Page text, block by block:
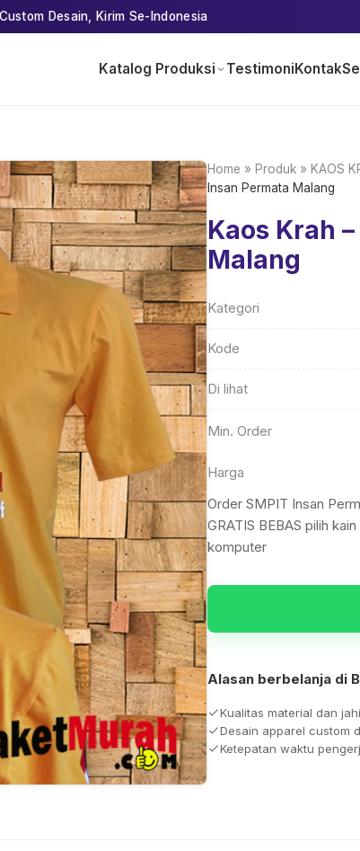
Desain, Kirim Se-Indonesia
Katalog Produksi TestimoniKontak
Home » Produk » KAOS
Insan Permata Malang
Kaos Krah
Malang
Kategori
Kode
Di lihat
Min. Order
Harga
Order SMPIT Insan
GRATIS BEBAS pilih
komputer
Alasan berbelanja di
Kualitas material dan
Desain apparel custom
Ketepatan waktu